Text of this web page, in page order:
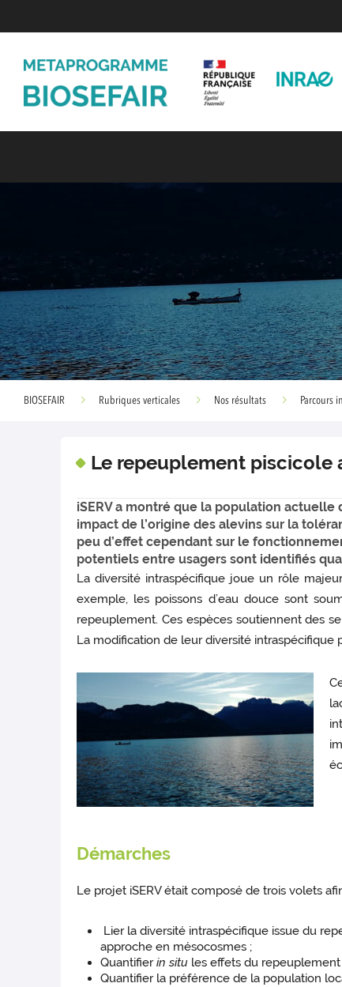
BIOSEFAIR Rubriques verticales Nos résultats Parcours
Le repeuplement piscicole
iSERV a montré que la population actuelle
impact de l’origine des alevins sur la
peu d’effet cependant sur le
potentiels entre usagers sont identifiés
La diversité intraspécifique joue un rôle
exemple, les poissons d’eau douce sont
repeuplement. Ces espèces soutiennent des
La modification de leur diversité intraspécifique
Démarches
Le projet iSERV était composé de trois volets
Lier la diversité intraspécifique issue du
approche en mésocosmes ;
Quantifierin situ les effets du
Quantifier la préférence de la population